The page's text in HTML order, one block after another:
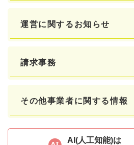
運営に関するお知らせ
請求事務
その他事業者に関する情報
AI(人工知能)は